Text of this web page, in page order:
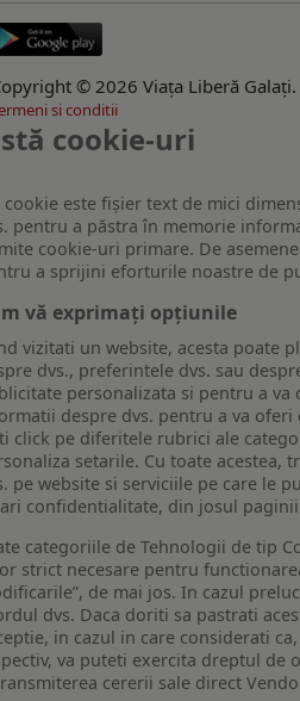
© 2026 Viaţa Liberă
si conditii
cookie-uri
cookie este fişier text de mici
pentru a păstra în memorie
cookie-uri primare. De
a sprijini eforturile noastre de
vă exprimați opțiunile
vizitati un website, acesta poate
dvs., preferintele dvs. sau
personalizata si pentru a
despre dvs. pentru a va
click pe diferitele rubrici ale
setarile. Cu toate
pe website si serviciile pe care le
confidentialitate, din josul
categoriile de Tehnologii de tip
strict necesare pentru
de mai jos. In cazul
dvs. Daca doriti sa pastrati
in cazul in care considerati
va puteti exercita dreptul de
cererii sale direct